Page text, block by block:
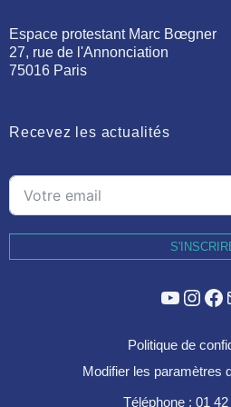
Espace protestant Marc Bœgner
27, rue de l'Annonciation
75016 Paris
Recevez les actualités
Politique de
Modifier les paramètres
Téléphone : 01